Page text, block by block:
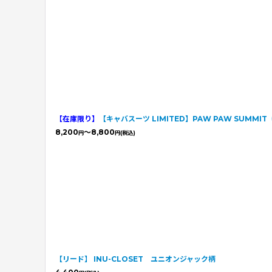
【在庫限り】
【キャバスーツ LIMITED】PAW PAW SUMMIT（
8,200円～8,800円(税込)
【リード】 INU-CLOSET ユニオンジャック柄